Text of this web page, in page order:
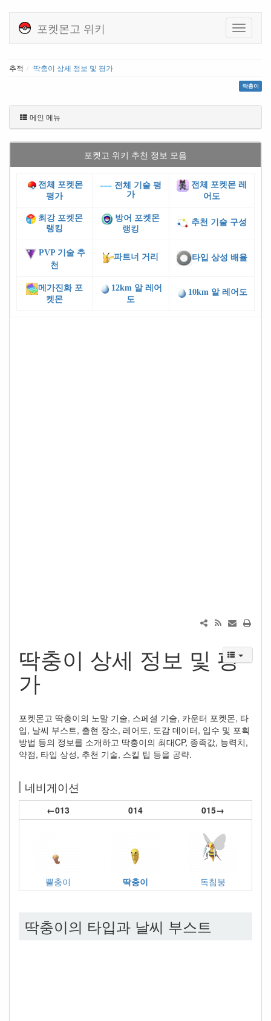
포켓몬고 위키
추적 딱충이 상세 정보 및 평가
딱충이
메인 메뉴
포켓고 위키 추천 정보 모음
전체 포켓몬
평가
전체 기술 평
가
전체 포켓몬 레
어도
최강 포켓몬
랭킹
방어 포켓몬
랭킹
추천 기술 구성
PVP 기술 추
천
파트너 거리 타입 상성 배율
메가진화 포
켓몬
12km 알 레어
도
10km 알 레어도
딱충이 상세 정보 및 평
가
포켓몬고 딱충이의 노말 기술, 스페셜 기술, 카운터 포켓몬, 타
입, 날씨 부스트, 출현 장소, 레어도, 도감 데이터, 입수 및 포획
방법 등의 정보를 소개하고 딱충이의 최대CP, 종족값, 능력치,
약점, 타입 상성, 추천 기술, 스킬 팁 등을 공략.
네비게이션
←013 014 015→
뿔충이 딱충이 독침붕
딱충이의 타입과 날씨 부스트